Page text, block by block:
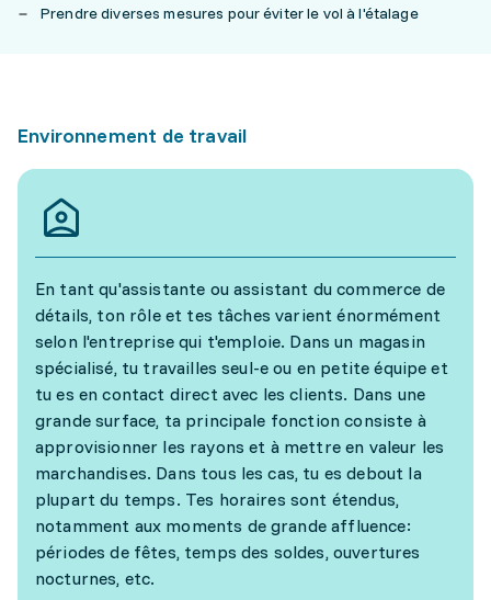
Prendre diverses mesures pour éviter le vol à l'étalage
Environnement de travail
En tant qu'assistante ou assistant du commerce de
détails, ton rôle et tes tâches varient énormément
selon l'entreprise qui t'emploie. Dans un magasin
spécialisé, tu travailles seul-e ou en petite équipe et
tu es en contact direct avec les clients. Dans une
grande surface, ta principale fonction consiste à
approvisionner les rayons et à mettre en valeur les
marchandises. Dans tous les cas, tu es debout la
plupart du temps. Tes horaires sont étendus,
notamment aux moments de grande affluence:
périodes de fêtes, temps des soldes, ouvertures
nocturnes, etc.